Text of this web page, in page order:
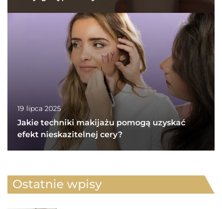
19 lipca 2025
Jakie techniki makijażu pomogą uzyskać
efekt nieskazitelnej cery?
Ostatnie wpisy